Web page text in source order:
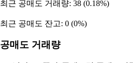
Why?시리즈 등 [출판] 55.36%
임대사업 [임대]
3.36%
저작권 [출판]